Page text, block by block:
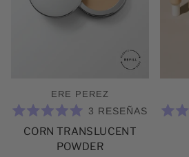
ERE PEREZ
5.0
DE
3 RESEÑAS
CORN TRANSLUCENT
POWDER